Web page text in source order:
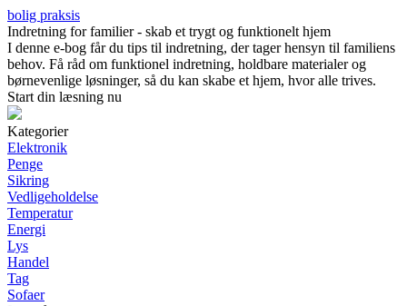
bolig praksis
Indretning for familier - skab et trygt og funktionelt hjem
I denne e-bog får du tips til indretning, der tager hensyn til familiens
behov. Få råd om funktionel indretning, holdbare materialer og
børnevenlige løsninger, så du kan skabe et hjem, hvor alle trives.
Start din læsning nu
Kategorier
Elektronik
Penge
Sikring
Vedligeholdelse
Temperatur
Energi
Lys
Handel
Tag
Sofaer